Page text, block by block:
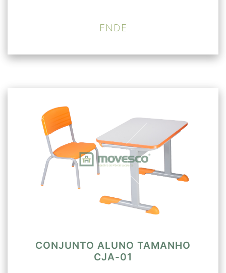
FNDE
CONJUNTO ALUNO TAMANHO
CJA-01